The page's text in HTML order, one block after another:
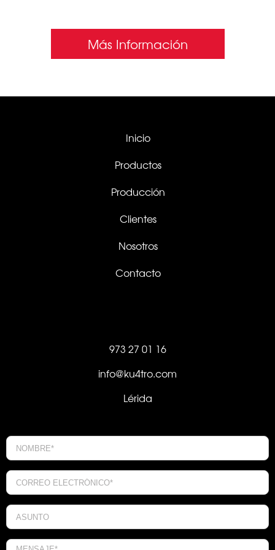
Más Información
Inicio
Productos
Producción
Clientes
Nosotros
Contacto
973 27 01 16
info@ku4tro.com
Lérida